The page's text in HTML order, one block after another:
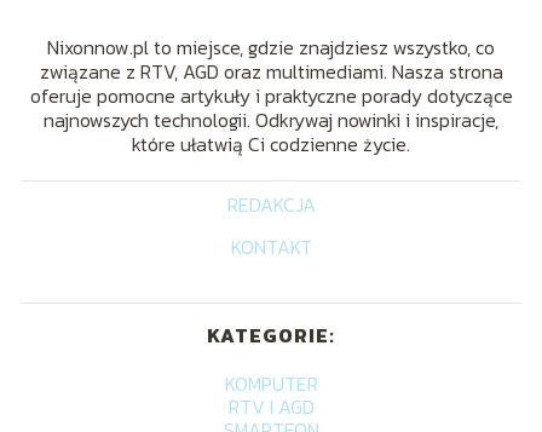
Nixonnow.pl to miejsce, gdzie znajdziesz wszystko, co
związane z RTV, AGD oraz multimediami. Nasza strona
oferuje pomocne artykuły i praktyczne porady dotyczące
najnowszych technologii. Odkrywaj nowinki i inspiracje,
które ułatwią Ci codzienne życie.
REDAKCJA
KONTAKT
KATEGORIE:
KOMPUTER
RTV I AGD